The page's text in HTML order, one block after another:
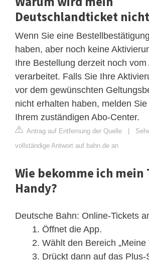
Deutschlandticket
Wenn Sie eine
haben, aber noch keine
Ihre Bestellung derzeit noch vom
verarbeitet. Falls Sie Ihre
vor dem gewünschten
nicht erhalten haben, melden
Ihrem zuständigen Abo-Center.
Antrag auf Entfernung der Quelle |
vollständige Antwort auf bahn.de an
Wie bekomme ich mein
Handy?
Deutsche Bahn: Online-Tickets
Öffnet die App.
Wählt den Bereich „Meine
Drückt dann auf das